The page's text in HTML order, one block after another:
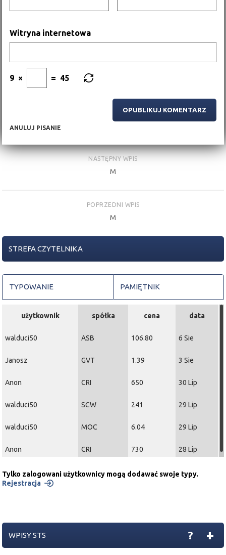
ANULUJ PISANIE
Witryna internetowa
9 × = 45
NASTĘPNY WPIS
M
POPRZEDNI WPIS
M
STREFA CZYTELNIKA
TYPOWANIE PAMIĘTNIK
użytkownik spółka cena data
walduci50 ASB 106.80 6 Sie
Janosz GVT 1.39 3 Sie
Anon CRI 650 30 Lip
walduci50 SCW 241 29 Lip
walduci50 MOC 6.04 29 Lip
Anon CRI 730 28 Lip
Tylko zalogowani użytkownicy mogą dodawać swoje typy.
Rejestracja
WPISY STS +
?